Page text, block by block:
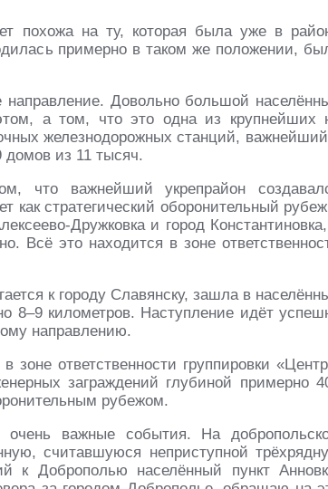
похожа на ту, которая была уже в
примерно в таком же положении,
Довольно большой
а том, что это одна из крупнейших
железнодорожных станций,
домов из 11 тысяч.
важнейший укрепрайон
стратегический оборонительный
Дружковка и город
Всё это находится в зоне
к городу Славянску, зашла в
8–9 километров. Наступление идёт
направлению.
ответственности группировки
заграждений глубиной примерно
рубежом.
важные события. На
считавшуюся неприступной
Доброполью населённый пункт